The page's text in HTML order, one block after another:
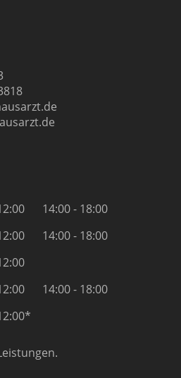
14:00 - 18:00
14:00 - 18:00
14:00 - 18:00